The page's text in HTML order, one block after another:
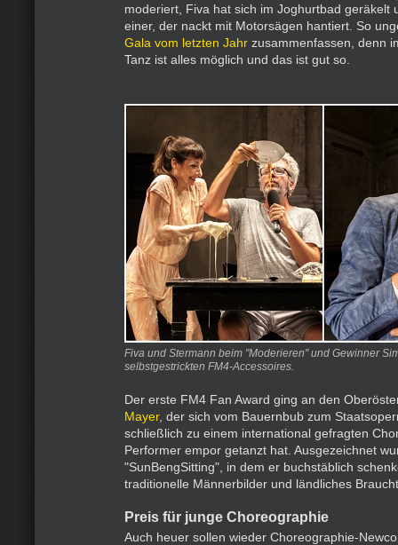
moderiert, Fiva hat sich im Joghurtbad geräkelt
einer, der nackt mit Motorsägen hantiert. So
Gala vom letzten Jahr zusammenfassen, denn
Tanz ist alles möglich und das ist gut so.
Fiva und Stermann beim "Moderieren" und Gewinner
selbstgestrickten FM4-Accessoires.
Der erste FM4 Fan Award ging an den
Mayer, der sich vom Bauernbub zum
schließlich zu einem international gefragten
Performer empor getanzt hat. Ausgezeichnet
"SunBengSitting", in dem er buchstäblich
traditionelle Männerbilder und ländliches
Preis für junge Choreographie
Auch heuer sollen wieder Choreographie-